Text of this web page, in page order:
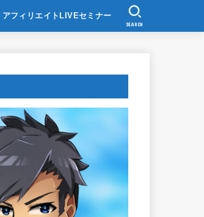
アフィリエイトLIVEセミナー
SEARCH